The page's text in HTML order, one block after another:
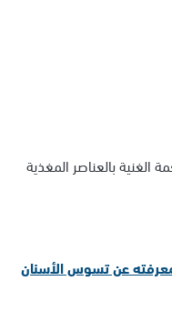
الغنية بالعناصر المغذية
عن تسوس الأسنان